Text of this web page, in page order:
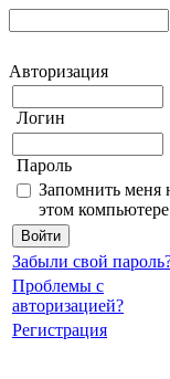
Авторизация
Логин
Пароль
Запомнить меня
этом компьютере
Забыли свой
Проблемы с
авторизацией?
Регистрация